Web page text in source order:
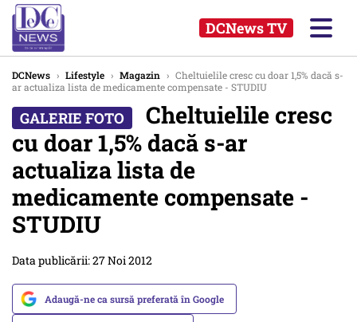
DCNews TV
DCNews › Lifestyle › Magazin › Cheltuielile cresc cu doar 1,5% dacă s-
ar actualiza lista de medicamente compensate - STUDIU
Cheltuielile cresc
cu doar 1,5% dacă s-ar
actualiza lista de
medicamente compensate -
STUDIU
Data publicării: 27 Noi 2012
Adaugă-ne ca sursă preferată în Google